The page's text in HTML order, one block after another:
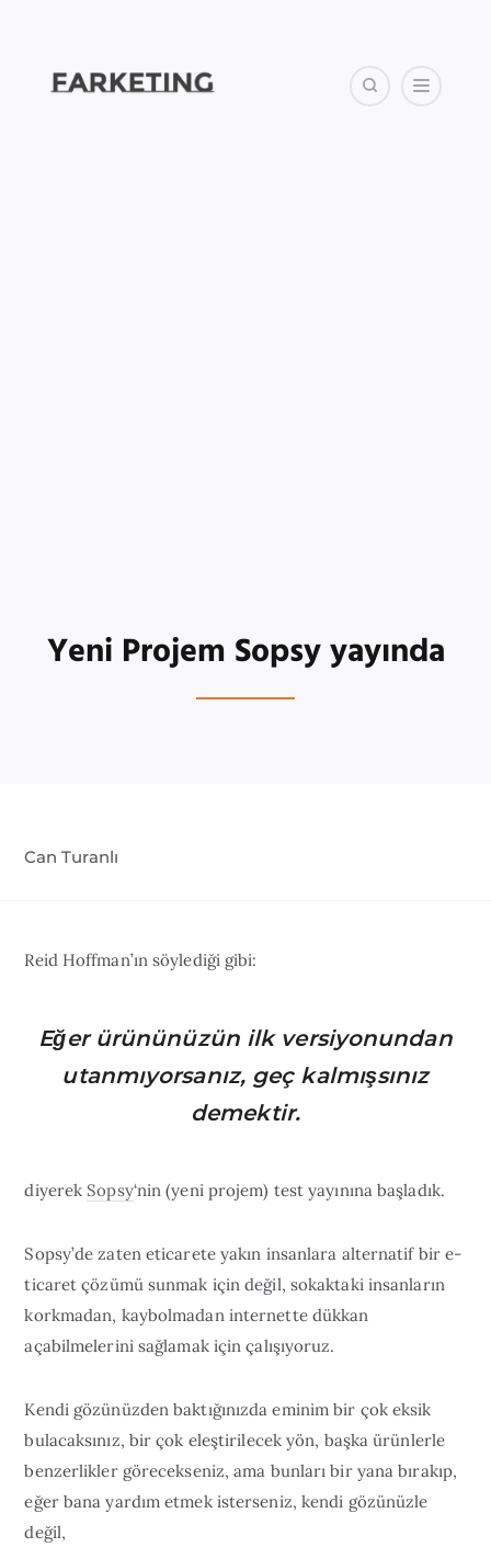
Yeni Projem Sopsy yayında
Can Turanlı
Reid Hoffman’ın söylediği gibi:
Eğer ürününüzün ilk versiyonundan
utanmıyorsanız, geç kalmışsınız
demektir.
diyerek Sopsy‘nin (yeni projem) test yayınına başladık.
Sopsy’de zaten eticarete yakın insanlara alternatif bir e-
ticaret çözümü sunmak için değil, sokaktaki insanların
korkmadan, kaybolmadan internette dükkan
açabilmelerini sağlamak için çalışıyoruz.
Kendi gözünüzden baktığınızda eminim bir çok eksik
bulacaksınız, bir çok eleştirilecek yön, başka ürünlerle
benzerlikler görecekseniz, ama bunları bir yana bırakıp,
eğer bana yardım etmek isterseniz, kendi gözünüzle
değil,